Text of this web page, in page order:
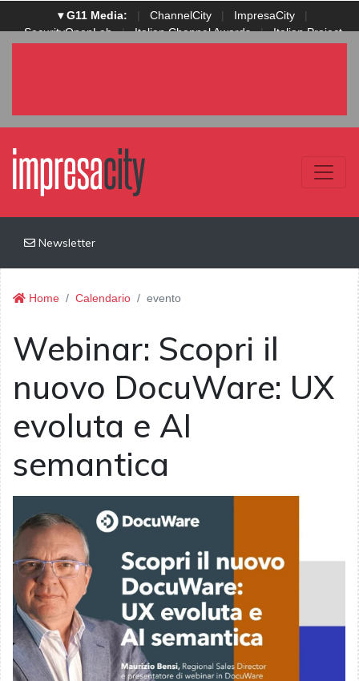
▾ G11 Media: | ChannelCity | ImpresaCity
|
SecurityOpenLab | Italian Channel Awards | Italian Project
Newsletter
Home Calendario evento
Webinar: Scopri il
nuovo DocuWare: UX
evoluta e AI
semantica